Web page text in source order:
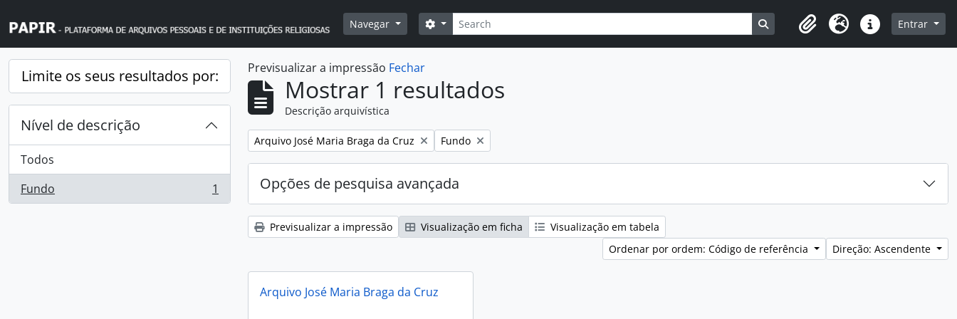
Navegar
Pesquisar
Opções de busca Busque na página de navegação
Clipboard
Idioma Ligações rápidas
Entrar
Limite os seus resultados por:
Nível de descrição
Todos
Fundo
, 1 resultados 1
Previsualizar a impressão Fechar
Mostrar 1 resultados
Descrição arquivística
Remover filtro:
Arquivo José Maria Braga da Cruz Remover filtro:
Fundo
Opções de pesquisa avançada
Previsualizar a impressão Visualização em ficha
Visualização em tabela
Ordenar por ordem: Código de referência
Direção: Ascendente
Arquivo José Maria Braga da Cruz